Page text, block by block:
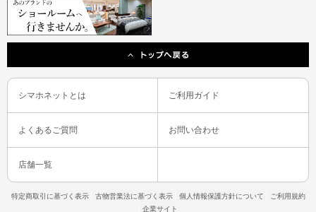
シマホネットとは ご利用ガイド
よくあるご質問 お問い合わせ
店舗一覧
特定商取引に基づく表示 古物営業法に基づく表示 個人情報保護方針について
ご利用規約
企業サイト